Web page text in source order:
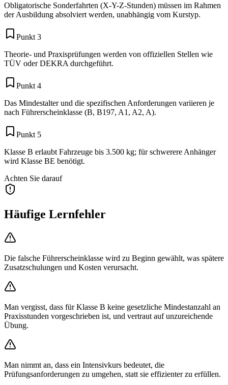
Obligatorische Sonderfahrten (X-Y-Z-Stunden) müssen im Rahmen
der Ausbildung absolviert werden, unabhängig vom Kurstyp.
Punkt 3
Theorie- und Praxisprüfungen werden von offiziellen Stellen wie
TÜV oder DEKRA durchgeführt.
Punkt 4
Das Mindestalter und die spezifischen Anforderungen variieren je
nach Führerscheinklasse (B, B197, A1, A2, A).
Punkt 5
Klasse B erlaubt Fahrzeuge bis 3.500 kg; für schwerere Anhänger
wird Klasse BE benötigt.
Achten Sie darauf
Häufige Lernfehler
Die falsche Führerscheinklasse wird zu Beginn gewählt, was spätere
Zusatzschulungen und Kosten verursacht.
Man vergisst, dass für Klasse B keine gesetzliche Mindestanzahl an
Praxisstunden vorgeschrieben ist, und vertraut auf unzureichende
Übung.
Man nimmt an, dass ein Intensivkurs bedeutet, die
Prüfungsanforderungen zu umgehen, statt sie effizienter zu erfüllen.